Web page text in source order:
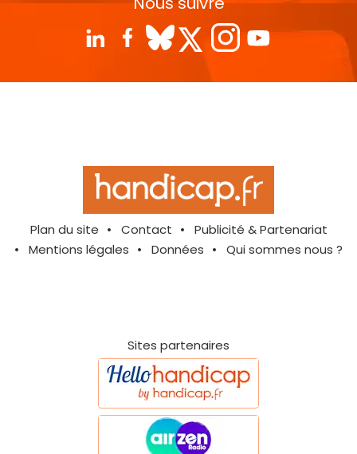
Plan du site Contact
Publicité & Partenariat
Mentions légales
Données Qui sommes nous ?
Sites partenaires